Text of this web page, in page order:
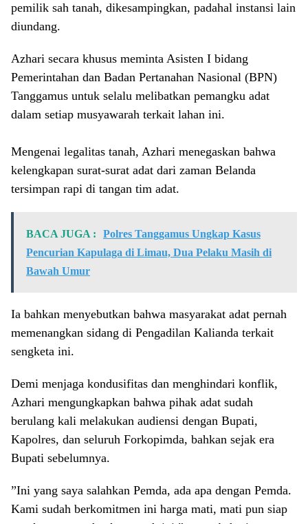
pemilik sah tanah, dikesampingkan, padahal instansi lain
diundang.
​Azhari secara khusus meminta Asisten I bidang
Pemerintahan dan Badan Pertanahan Nasional (BPN)
Tanggamus untuk selalu melibatkan pemangku adat
dalam setiap musyawarah terkait lahan ini.
​Mengenai legalitas tanah, Azhari menegaskan bahwa
kelengkapan surat-surat adat dari zaman Belanda
tersimpan rapi di tangan tim adat.
BACA JUGA :
Polres Tanggamus Ungkap Kasus
Pencurian Kapulaga di Limau, Dua Pelaku Masih di
Bawah Umur
Ia bahkan menyebutkan bahwa masyarakat adat pernah
memenangkan sidang di Pengadilan Kalianda terkait
sengketa ini.
​Demi menjaga kondusifitas dan menghindari konflik,
Azhari mengungkapkan bahwa pihak adat sudah
berulang kali melakukan audiensi dengan Bupati,
Kapolres, dan seluruh Forkopimda, bahkan sejak era
Bupati sebelumnya.
​”Ini yang saya salahkan Pemda, ada apa dengan Pemda.
Kami sudah berkomitmen ini harga mati, mati pun siap